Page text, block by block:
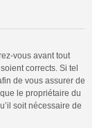
vous avant tout
corrects. Si tel
de vous assurer de
le propriétaire du
soit nécessaire de